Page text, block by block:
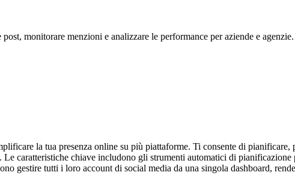
monitorare menzioni e analizzare le performance per aziende e agenzie.
la tua presenza online su più piattaforme. Ti consente di pianificare,
caratteristiche chiave includono gli strumenti automatici di
gestire tutti i loro account di social media da una singola dashboard,